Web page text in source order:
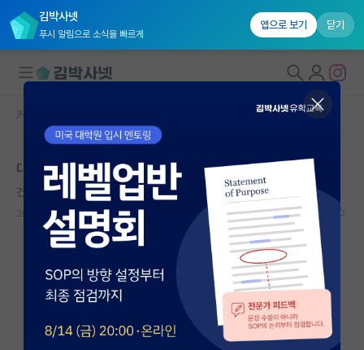
김박사넷
푸시 알림으로 소식을 빠르게
앱으로 보기 닫기
대학원생 모집
국내대학원 정보
연구실&오픈랩
커뮤니티
커뮤니티 홈
전체글보기
베스트 게시판
커뮤니티 홈
대학원 학벌
건강한 피에르 페르마
2026.05.17 4 929